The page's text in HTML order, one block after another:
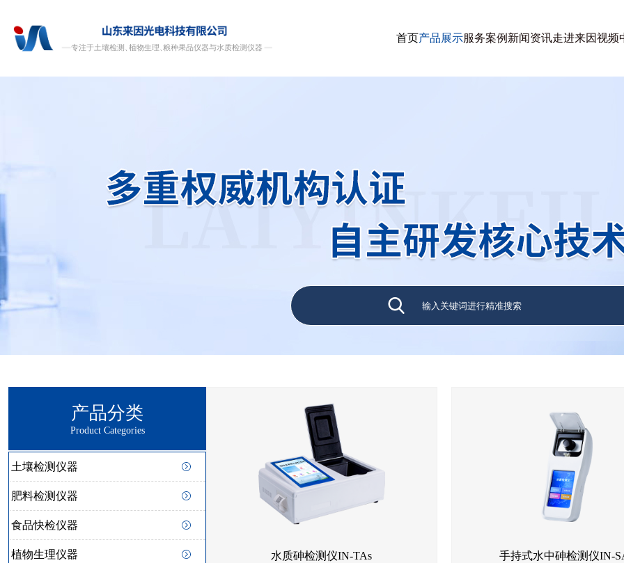
首页产品展示服务案例 新闻资讯走进来因视频
产品分类
Product Categories
土壤检测仪器
肥料检测仪器
食品快检仪器
植物生理仪器 水质砷检测仪IN-TAs 手持式水中砷检测仪IN-